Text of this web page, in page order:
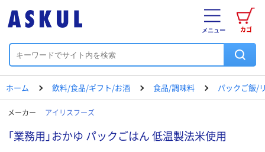
カゴ
メニュー
ホーム 飲料/食品/ギフト/お酒 食品/調味料 パックご飯/
メーカー アイリスフーズ
「業務用」おかゆ パックごはん 低温製法米使用